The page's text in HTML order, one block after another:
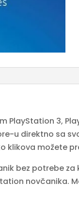
PlayStation 3,
u direktno sa
klikova možete
bez potrebe
novčanika.